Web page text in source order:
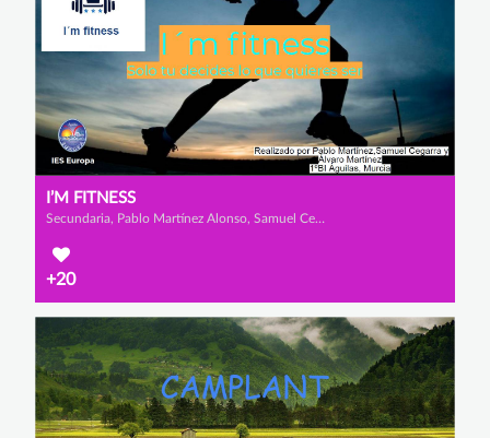
I’M FITNESS
Secundaria, Pablo Martínez Alonso, Samuel Cegarrarra Vargas y Álvaro Martínez
+20